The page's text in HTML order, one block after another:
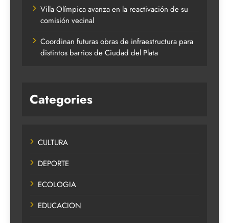
Villa Olímpica avanza en la reactivación de su
comisión vecinal
Coordinan futuras obras de infraestructura para
distintos barrios de Ciudad del Plata
Categories
CULTURA
DEPORTE
ECOLOGIA
EDUCACION